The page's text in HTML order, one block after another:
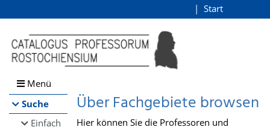
Browsen
direkt zum Inhalt
Start
Menü
Suche
Einfach
Über Fachgebiete browsen
Hier können Sie die Professoren und